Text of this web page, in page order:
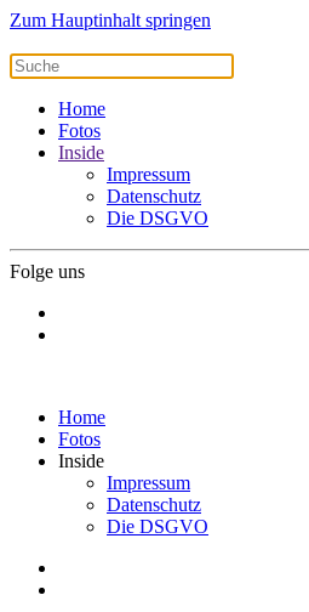
Zum Hauptinhalt springen
Home
Fotos
Inside
Impressum
Datenschutz
Die DSGVO
Folge uns
Home
Fotos
Inside
Impressum
Datenschutz
Die DSGVO